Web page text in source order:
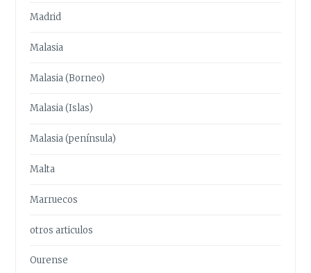
Madrid
Malasia
Malasia (Borneo)
Malasia (Islas)
Malasia (península)
Malta
Marruecos
otros articulos
Ourense